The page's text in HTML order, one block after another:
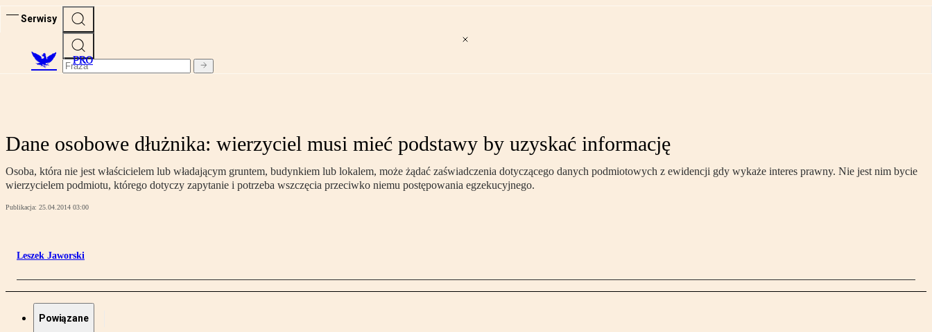
Serwisy
PRO
Dane osobowe dłużnika: wierzyciel musi mieć podstawy by uzyskać informację
Osoba, która nie jest właścicielem lub władającym gruntem, budynkiem lub lokalem, może żądać zaświadczenia dotyczącego danych podmiotowych z ewidencji gdy wykaże interes prawny. Nie jest nim bycie
wierzycielem podmiotu, którego dotyczy zapytanie i potrzeba wszczęcia przeciwko niemu postępowania egzekucyjnego.
Publikacja: 25.04.2014 03:00
Leszek Jaworski
Powiązane